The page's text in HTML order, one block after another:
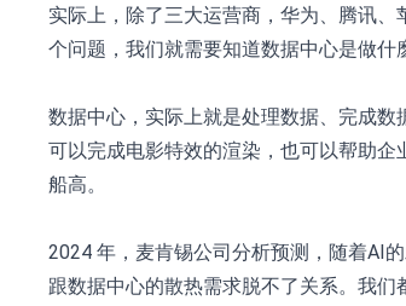
实际上，除了三大运营商，华为、腾讯
个问题，我们就需要知道数据中心是做什
数据中心，实际上就是处理数据、完成
可以完成电影特效的渲染，也可以帮助
船高。
2024 年，麦肯锡公司分析预测，随着AI
跟数据中心的散热需求脱不了关系。我